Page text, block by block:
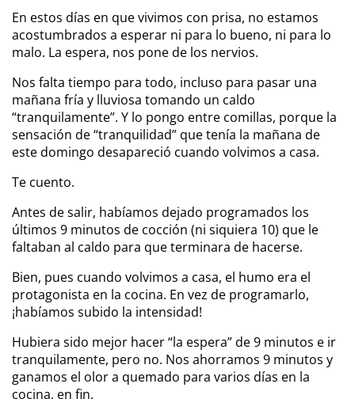
En estos días en que vivimos con prisa, no estamos
acostumbrados a esperar ni para lo bueno, ni para lo
malo. La espera, nos pone de los nervios.
Nos falta tiempo para todo, incluso para pasar una
mañana fría y lluviosa tomando un caldo
“tranquilamente”. Y lo pongo entre comillas, porque la
sensación de “tranquilidad” que tenía la mañana de
este domingo desapareció cuando volvimos a casa.
Te cuento.
Antes de salir, habíamos dejado programados los
últimos 9 minutos de cocción (ni siquiera 10) que le
faltaban al caldo para que terminara de hacerse.
Bien, pues cuando volvimos a casa, el humo era el
protagonista en la cocina. En vez de programarlo,
¡habíamos subido la intensidad!
Hubiera sido mejor hacer “la espera” de 9 minutos e ir
tranquilamente, pero no. Nos ahorramos 9 minutos y
ganamos el olor a quemado para varios días en la
cocina, en fin.